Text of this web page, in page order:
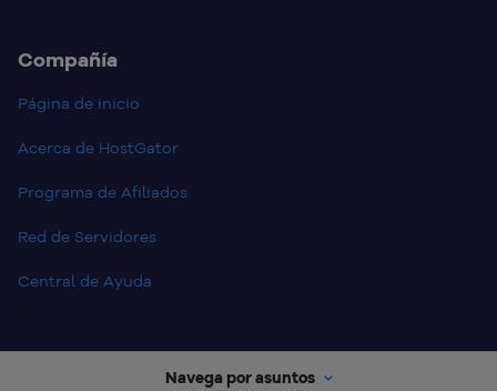
Navega por asuntos
Compañía
Página de inicio
Acerca de HostGator
Programa de Afiliados
Red de Servidores
Central de Ayuda